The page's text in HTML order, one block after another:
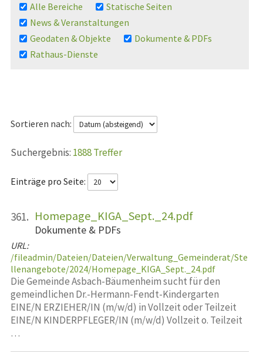
Alle Bereiche
Statische Seiten
News & Veranstaltungen
Geodaten & Objekte
Dokumente & PDFs
Rathaus-Dienste
Sortieren nach:
1888 Treffer
Einträge pro Seite:
361. Homepage_KIGA_Sept._24.pdf
Dokumente & PDFs
URL:
/fileadmin/Dateien/Dateien/Verwaltung_Gemeinderat/Ste
llenangebote/2024/Homepage_KIGA_Sept._24.pdf
Die Gemeinde Asbach-Bäumenheim sucht für den
gemeindlichen Dr.-Hermann-Fendt-Kindergarten
EINE/N ERZIEHER/IN (m/w/d) in Vollzeit oder Teilzeit
EINE/N KINDERPFLEGER/IN (m/w/d) Vollzeit o. Teilzeit
…